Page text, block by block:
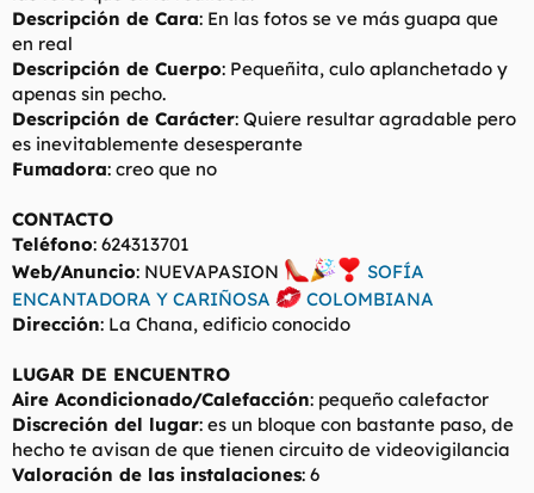
a
Descripción de Cara: En las fotos se ve más guapa que
en real
Descripción de Cuerpo: Pequeñita, culo aplanchetado y
apenas sin pecho.
Descripción de Carácter: Quiere resultar agradable pero
es inevitablemente desesperante
Fumadora: creo que no
CONTACTO
Teléfono: 624313701
Web/Anuncio: NUEVAPASION
SOFÍA
ENCANTADORA Y CARIÑOSA
COLOMBIANA
Dirección: La Chana, edificio conocido
LUGAR DE ENCUENTRO
Aire Acondicionado/Calefacción: pequeño calefactor
Discreción del lugar: es un bloque con bastante paso, de
hecho te avisan de que tienen circuito de videovigilancia
Valoración de las instalaciones: 6